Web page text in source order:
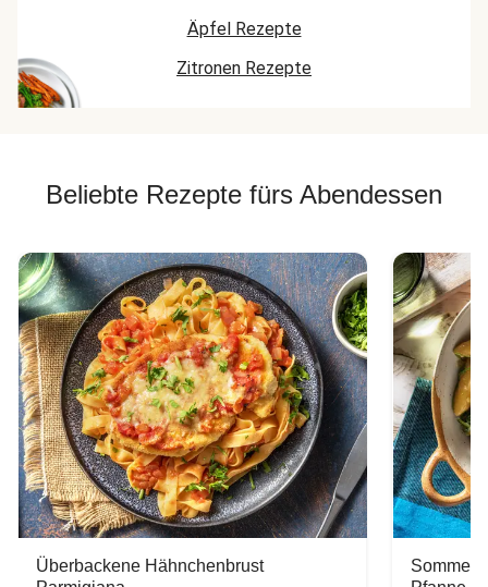
Äpfel Rezepte
Zitronen Rezepte
Beliebte Rezepte fürs Abendessen
Überbackene Hähnchenbrust